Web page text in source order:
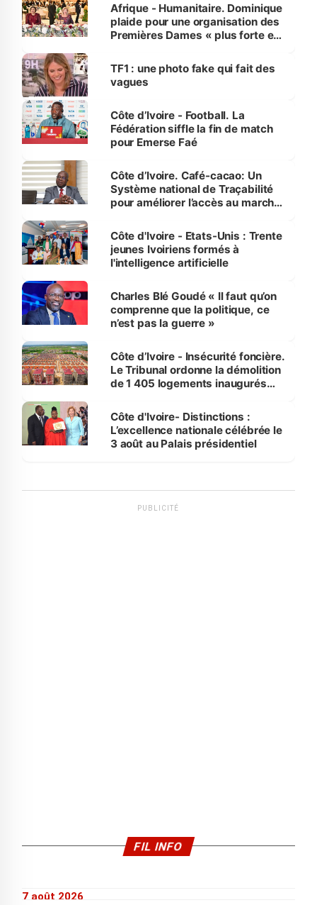
Afrique - Humanitaire. Dominique
plaide pour une organisation des
Premières Dames « plus forte et
sur la scène internationale »
TF1 : une photo fake qui fait des
vagues
Côte d’Ivoire - Football. La
Fédération siffle la fin de match
pour Emerse Faé
Côte d’Ivoire. Café-cacao: Un
Système national de Traçabilité
pour améliorer l’accès au marché
Côte d'Ivoire - Etats-Unis : Trente
jeunes Ivoiriens formés à
l'intelligence artificielle
Charles Blé Goudé « Il faut qu’on
comprenne que la politique, ce
n’est pas la guerre »
Côte d’Ivoire - Insécurité foncière.
Le Tribunal ordonne la démolition
de 1 405 logements inaugurés
Bassam
Côte d'Ivoire- Distinctions :
L’excellence nationale célébrée le
3 août au Palais présidentiel
PUBLICITÉ
FIL INFO
7 août 2026